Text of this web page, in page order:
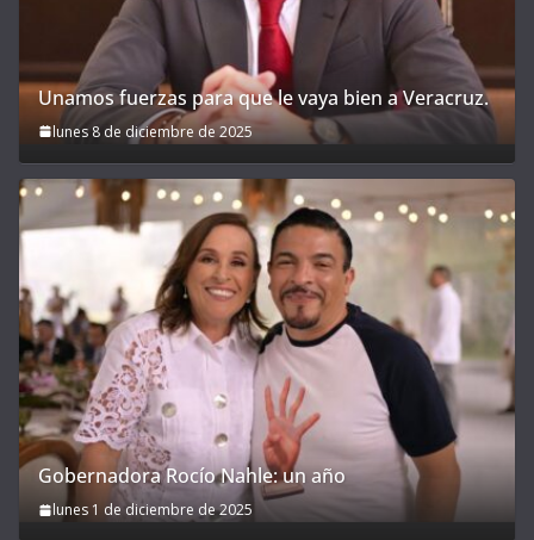
Unamos fuerzas para que le vaya bien a Veracruz.
lunes 8 de diciembre de 2025
Gobernadora Rocío Nahle: un año
lunes 1 de diciembre de 2025